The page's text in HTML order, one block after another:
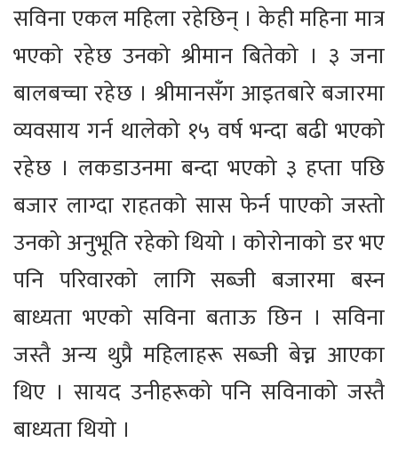
सविना एकल महिला रहेछिन् । केही महिना मात्र
भएको रहेछ उनको श्रीमान बितेको । ३ जना
बालबच्चा रहेछ । श्रीमानसँग आइतबारे बजारमा
व्यवसाय गर्न थालेको १५ वर्ष भन्दा बढी भएको
रहेछ । लकडाउनमा बन्दा भएको ३ हप्ता पछि
बजार लाग्दा राहतको सास फेर्न पाएको जस्तो
उनको अनुभूति रहेको थियो । कोरोनाको डर भए
पनि परिवारको लागि सब्जी बजारमा बस्न
बाध्यता भएको सविना बताऊ छिन । सविना
जस्तै अन्य थुप्रै महिलाहरू सब्जी बेच्न आएका
थिए । सायद उनीहरूको पनि सविनाको जस्तै
बाध्यता थियो ।